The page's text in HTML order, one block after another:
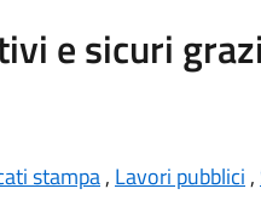
e sicuri
stampa, Lavori pubblici ,